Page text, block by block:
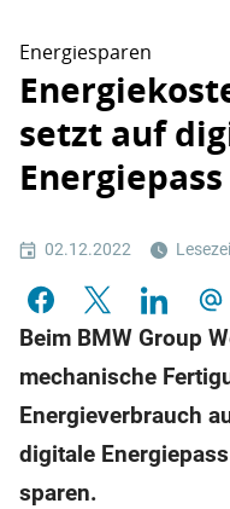
Energiesparen
setzt auf
Energiepass
02.12.2022
Beim BMW Group
mechanische
Energieverbrauch
digitale
sparen.